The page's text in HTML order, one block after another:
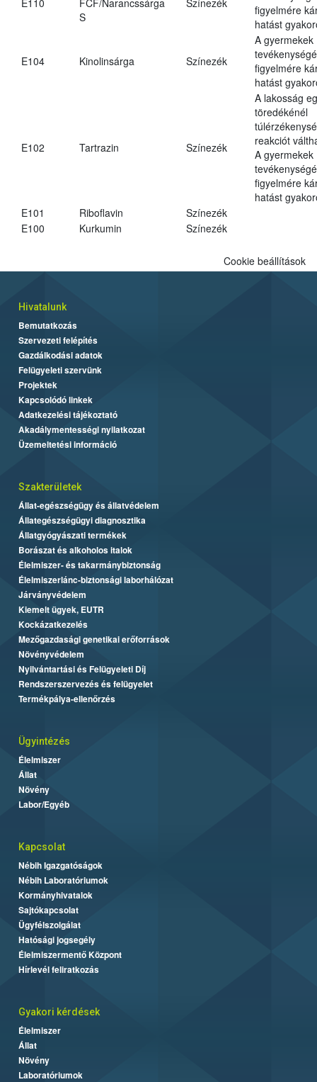
S
figyelmére
hatást
E104 Kinolinsárga Színezék
A gyermekek
figyelmére
hatást
E102 Tartrazin Színezék
A lakosság
töredékénél
reakciót
A gyermekek
figyelmére
hatást
E101
Riboflavin
Színezék
E100
Kurkumin Színezék
Cookie beállítások
Hivatalunk
Bemutatkozás
Szervezeti felépítés
Gazdálkodási adatok
Felügyeleti szervünk
Projektek
Kapcsolódó linkek
Adatkezelési tájékoztató
Akadálymentességi nyilatkozat
Üzemeltetési információ
Szakterületek
Állat-egészségügy és állatvédelem
Állategészségügyi diagnosztika
Állatgyógyászati termékek
Borászat és alkoholos italok
Élelmiszer- és takarmánybiztonság
Élelmiszerlánc-biztonsági laborhálózat
Járványvédelem
Kiemelt ügyek, EUTR
Kockázatkezelés
Mezőgazdasági genetikai erőforrások
Növényvédelem
Nyilvántartási és Felügyeleti Díj
Rendszerszervezés és felügyelet
Termékpálya-ellenőrzés
Ügyintézés
Élelmiszer
Állat
Növény
Labor/Egyéb
Kapcsolat
Nébih Igazgatóságok
Nébih Laboratóriumok
Kormányhivatalok
Sajtókapcsolat
Ügyfélszolgálat
Hatósági jogsegély
Élelmiszermentő Központ
Hírlevél feliratkozás
Gyakori kérdések
Élelmiszer
Állat
Növény
Laboratóriumok